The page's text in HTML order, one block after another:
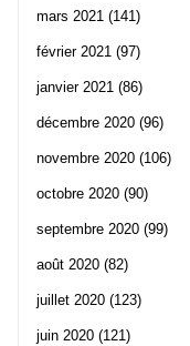
mars 2021 (141)
février 2021 (97)
janvier 2021 (86)
décembre 2020 (96)
novembre 2020 (106)
octobre 2020 (90)
septembre 2020 (99)
août 2020 (82)
juillet 2020 (123)
juin 2020 (121)